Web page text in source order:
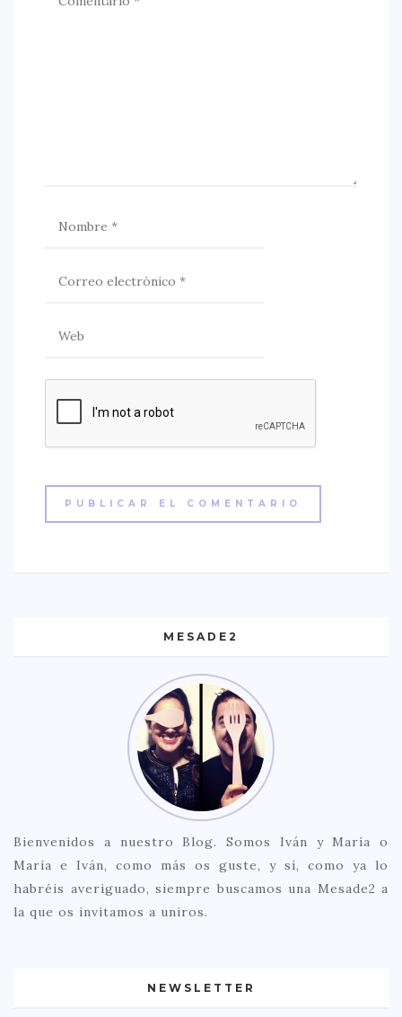
MESADE2
Bienvenidos a nuestro Blog. Somos Iván y María o
María e Iván, como más os guste, y sí, como ya lo
habréis averiguado, siempre buscamos una Mesade2 a
la que os invitamos a uniros.
NEWSLETTER